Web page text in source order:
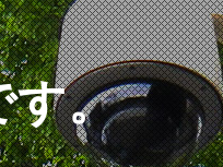
す。